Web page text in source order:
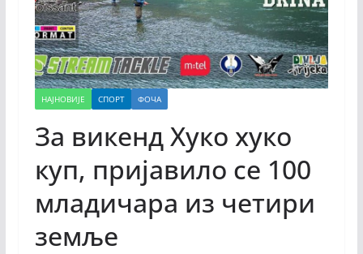
НАЈНОВИЈЕ СПОРТ ФОЧА
За викенд Хуко хуко
куп, пријaвило се 100
младичара из четири
земље